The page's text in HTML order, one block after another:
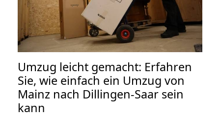
Umzug leicht gemacht: Erfahren
Sie, wie einfach ein Umzug von
Mainz nach Dillingen-Saar sein
kann